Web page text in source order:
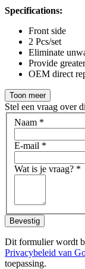
Specifications:
Front side
2 Pcs/set
Eliminate
Provide
OEM direct
Toon meer
Stel een vraag over
Naam *
E-mail *
Wat is je vraag? *
Bevestig
Dit formulier wordt
Privacybeleid van
toepassing.